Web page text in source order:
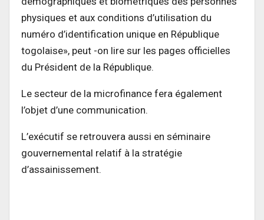
physiques et aux conditions d’utilisation du
numéro d’identification unique en République
togolaise», peut -on lire sur les pages officielles
du Président de la République.
Le secteur de la microfinance fera également
l’objet d’une communication.
L’exécutif se retrouvera aussi en séminaire
gouvernemental relatif à la stratégie
d’assainissement.